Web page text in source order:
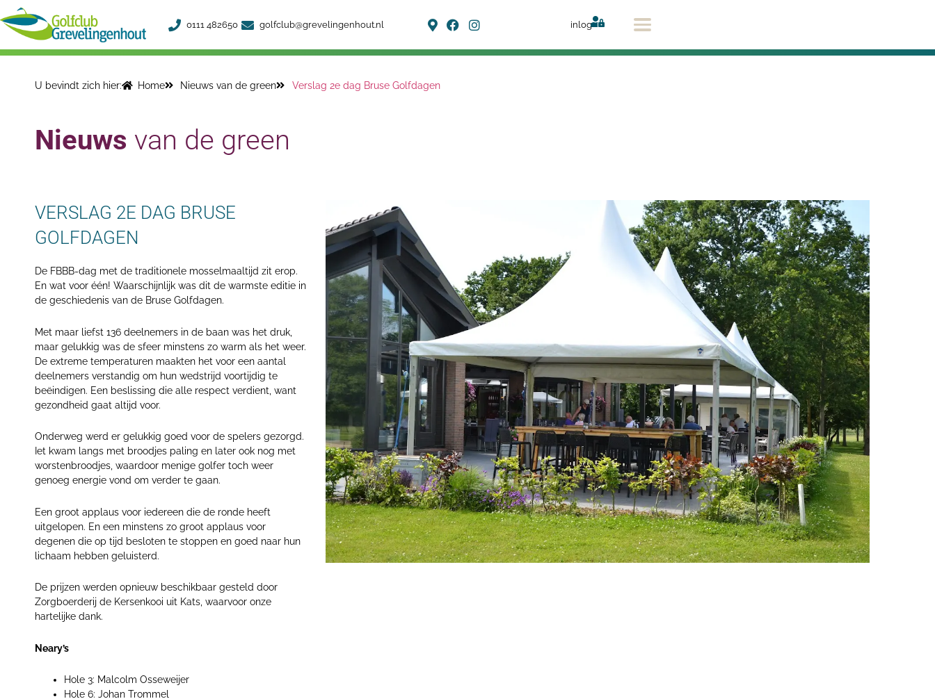
naar
0111 482650 golfclub@grevelingenhout.nl inlog
U bevindt zich hier: Home Nieuws van de green Verslag 2e dag Bruse Golfdagen
Nieuws van de green
VERSLAG 2E DAG BRUSE
GOLFDAGEN
De FBBB-dag met de traditionele mosselmaaltijd zit erop.
En wat voor één! Waarschijnlijk was dit de warmste editie in
de geschiedenis van de Bruse Golfdagen.
Met maar liefst 136 deelnemers in de baan was het druk,
maar gelukkig was de sfeer minstens zo warm als het weer.
De extreme temperaturen maakten het voor een aantal
deelnemers verstandig om hun wedstrijd voortijdig te
beëindigen. Een beslissing die alle respect verdient, want
gezondheid gaat altijd voor.
Onderweg werd er gelukkig goed voor de spelers gezorgd.
Iet kwam langs met broodjes paling en later ook nog met
worstenbroodjes, waardoor menige golfer toch weer
genoeg energie vond om verder te gaan.
Een groot applaus voor iedereen die de ronde heeft
uitgelopen. En een minstens zo groot applaus voor
degenen die op tijd besloten te stoppen en goed naar hun
lichaam hebben geluisterd.
De prijzen werden opnieuw beschikbaar gesteld door
Zorgboerderij de Kersenkooi uit Kats, waarvoor onze
hartelijke dank.
Neary’s
Hole 3: Malcolm Osseweijer
Hole 6: Johan Trommel